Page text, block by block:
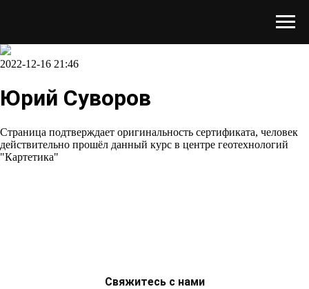
2022-12-16 21:46
Юрий Суворов
Страница подтверждает оригинальность сертификата, человек
действительно прошёл данный курс в центре геотехнологий
"Картетика"
Свяжитесь с нами